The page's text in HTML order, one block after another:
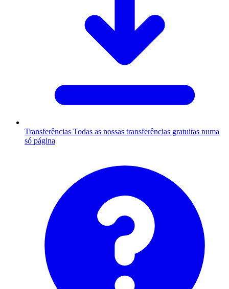
Transferências Todas as nossas transferências gratuitas numa
só página